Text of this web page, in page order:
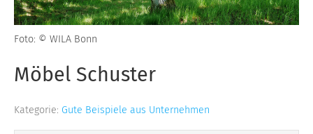
Foto: © WILA Bonn
Möbel Schuster
Kategorie: Gute Beispiele aus Unternehmen